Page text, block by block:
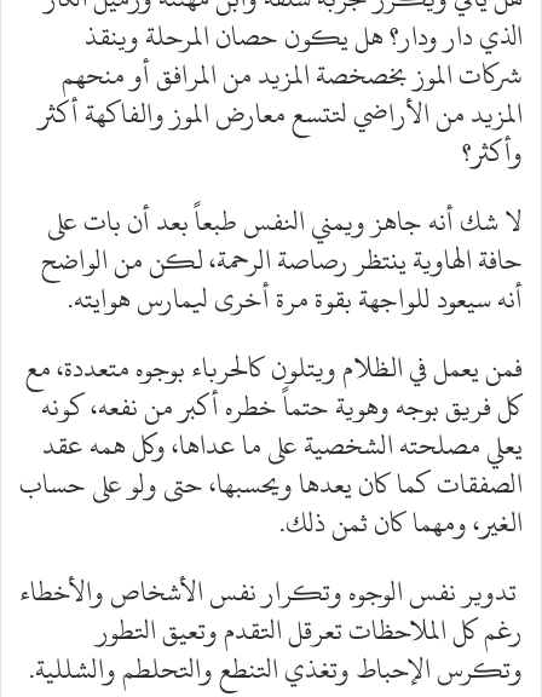
الذي دار ودار؟ هل يكون حصان المرحلة وينقذ
شركات الموز بخصخصة المزيد من المرافق أو منحهم
المزيد من الأراضي لتتسع معارض الموز والفاكهة أكثر
وأكثر؟
لا شك أنه جاهز ويمني النفس طبعاً بعد أن بات على
حافة الهاوية ينتظر رصاصة الرحمة، لكن من الواضح
أنه سيعود للواجهة بقوة مرة أخرى ليمارس هوايته.
فمن يعمل في الظلام ويتلون كالحرباء بوجوه متعددة، مع
كل فريق بوجه وهوية حتماً خطره أكبر من نفعه، كونه
يعلي مصلحته الشخصية على ما عداها، وكل همه عقد
الصفقات كما كان يعدها ويحسبها، حتى ولو على حساب
الغير، ومهما كان ثمن ذلك.
تدوير نفس الوجوه وتكرار نفس الأشخاص والأخطاء
رغم كل الملاحظات تعرقل التقدم وتعيق التطور
وتكرس الإحباط وتغذي التنطع والتحلطم والشللية.